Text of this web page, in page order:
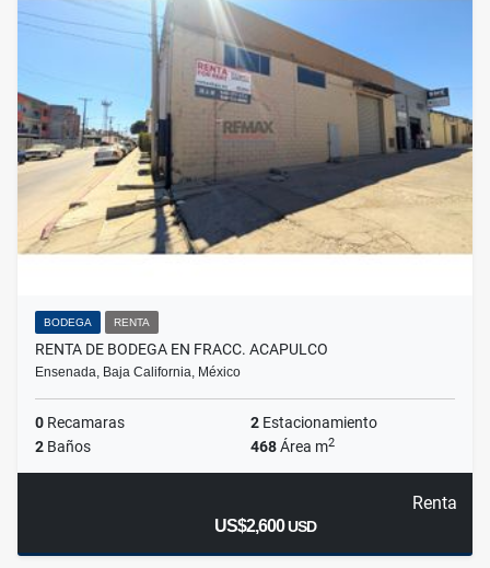
BODEGA RENTA
RENTA DE BODEGA EN FRACC. ACAPULCO
Ensenada, Baja California, México
0 Recamaras 2 Estacionamiento
2 Baños 468Área m2
Renta
US$2,600USD